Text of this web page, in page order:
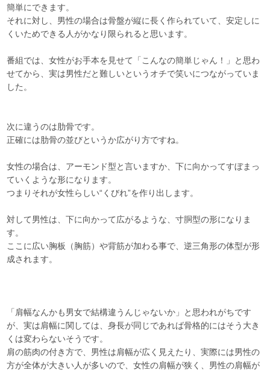
簡単にできます。
それに対し、男性の場合は骨盤が縦に長く作られていて、安定しに
くいためできる人がかなり限られると思います。
番組では、女性がお手本を見せて「こんなの簡単じゃん！」と思わ
せてから、実は男性だと難しいというオチで笑いにつながっていま
した。
次に違うのは肋骨です。
正確には肋骨の並びというか広がり方ですね。
女性の場合は、アーモンド型と言いますか、下に向かってすぼまっ
ていくような形になります。
つまりそれが女性らしい“くびれ”を作り出します。
対して男性は、下に向かって広がるような、寸胴型の形になりま
す。
ここに広い胸板（胸筋）や背筋が加わる事で、逆三角形の体型が形
成されます。
「肩幅なんかも男女で結構違うんじゃないか」と思われがちです
が、実は肩幅に関しては、身長が同じであれば骨格的にはそう大き
くは変わらないそうです。
肩の筋肉の付き方で、男性は肩幅が広く見えたり、実際には男性の
方が全体が大きい人が多いので、女性の肩幅が狭く、男性の肩幅が